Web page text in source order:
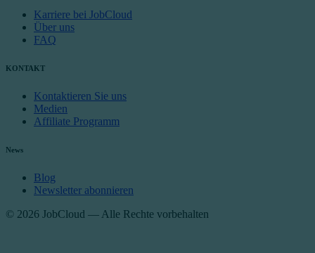
Karriere bei JobCloud
Über uns
FAQ
KONTAKT
Kontaktieren Sie uns
Medien
Affiliate Programm
News
Blog
Newsletter abonnieren
© 2026 JobCloud — Alle Rechte vorbehalten